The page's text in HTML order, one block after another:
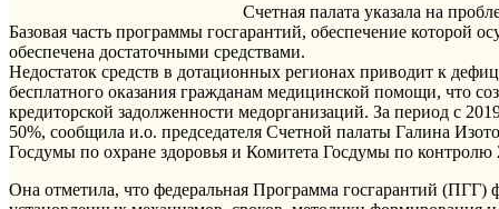
Счетная палата указала на
Базовая часть программы госгарантий, обеспечение которой
обеспечена достаточными средствами.
Недостаток средств в дотационных регионах приводит к
бесплатного оказания гражданам медицинской помощи, что
кредиторской задолженности медорганизаций. За период с
50%, сообщила и.о. председателя Счетной палаты Галина
Госдумы по охране здоровья и Комитета Госдумы по
Она отметила, что федеральная Программа госгарантий (ПГГ)